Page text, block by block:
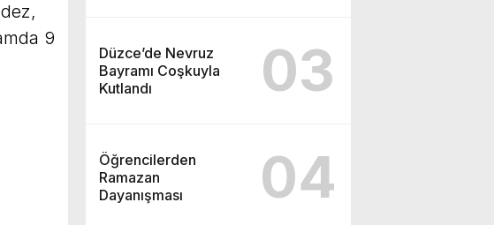
Düzce’de Nevruz
Bayramı Coşkuyla
Kutlandı
03
Öğrencilerden
Ramazan
Dayanışması
04
9